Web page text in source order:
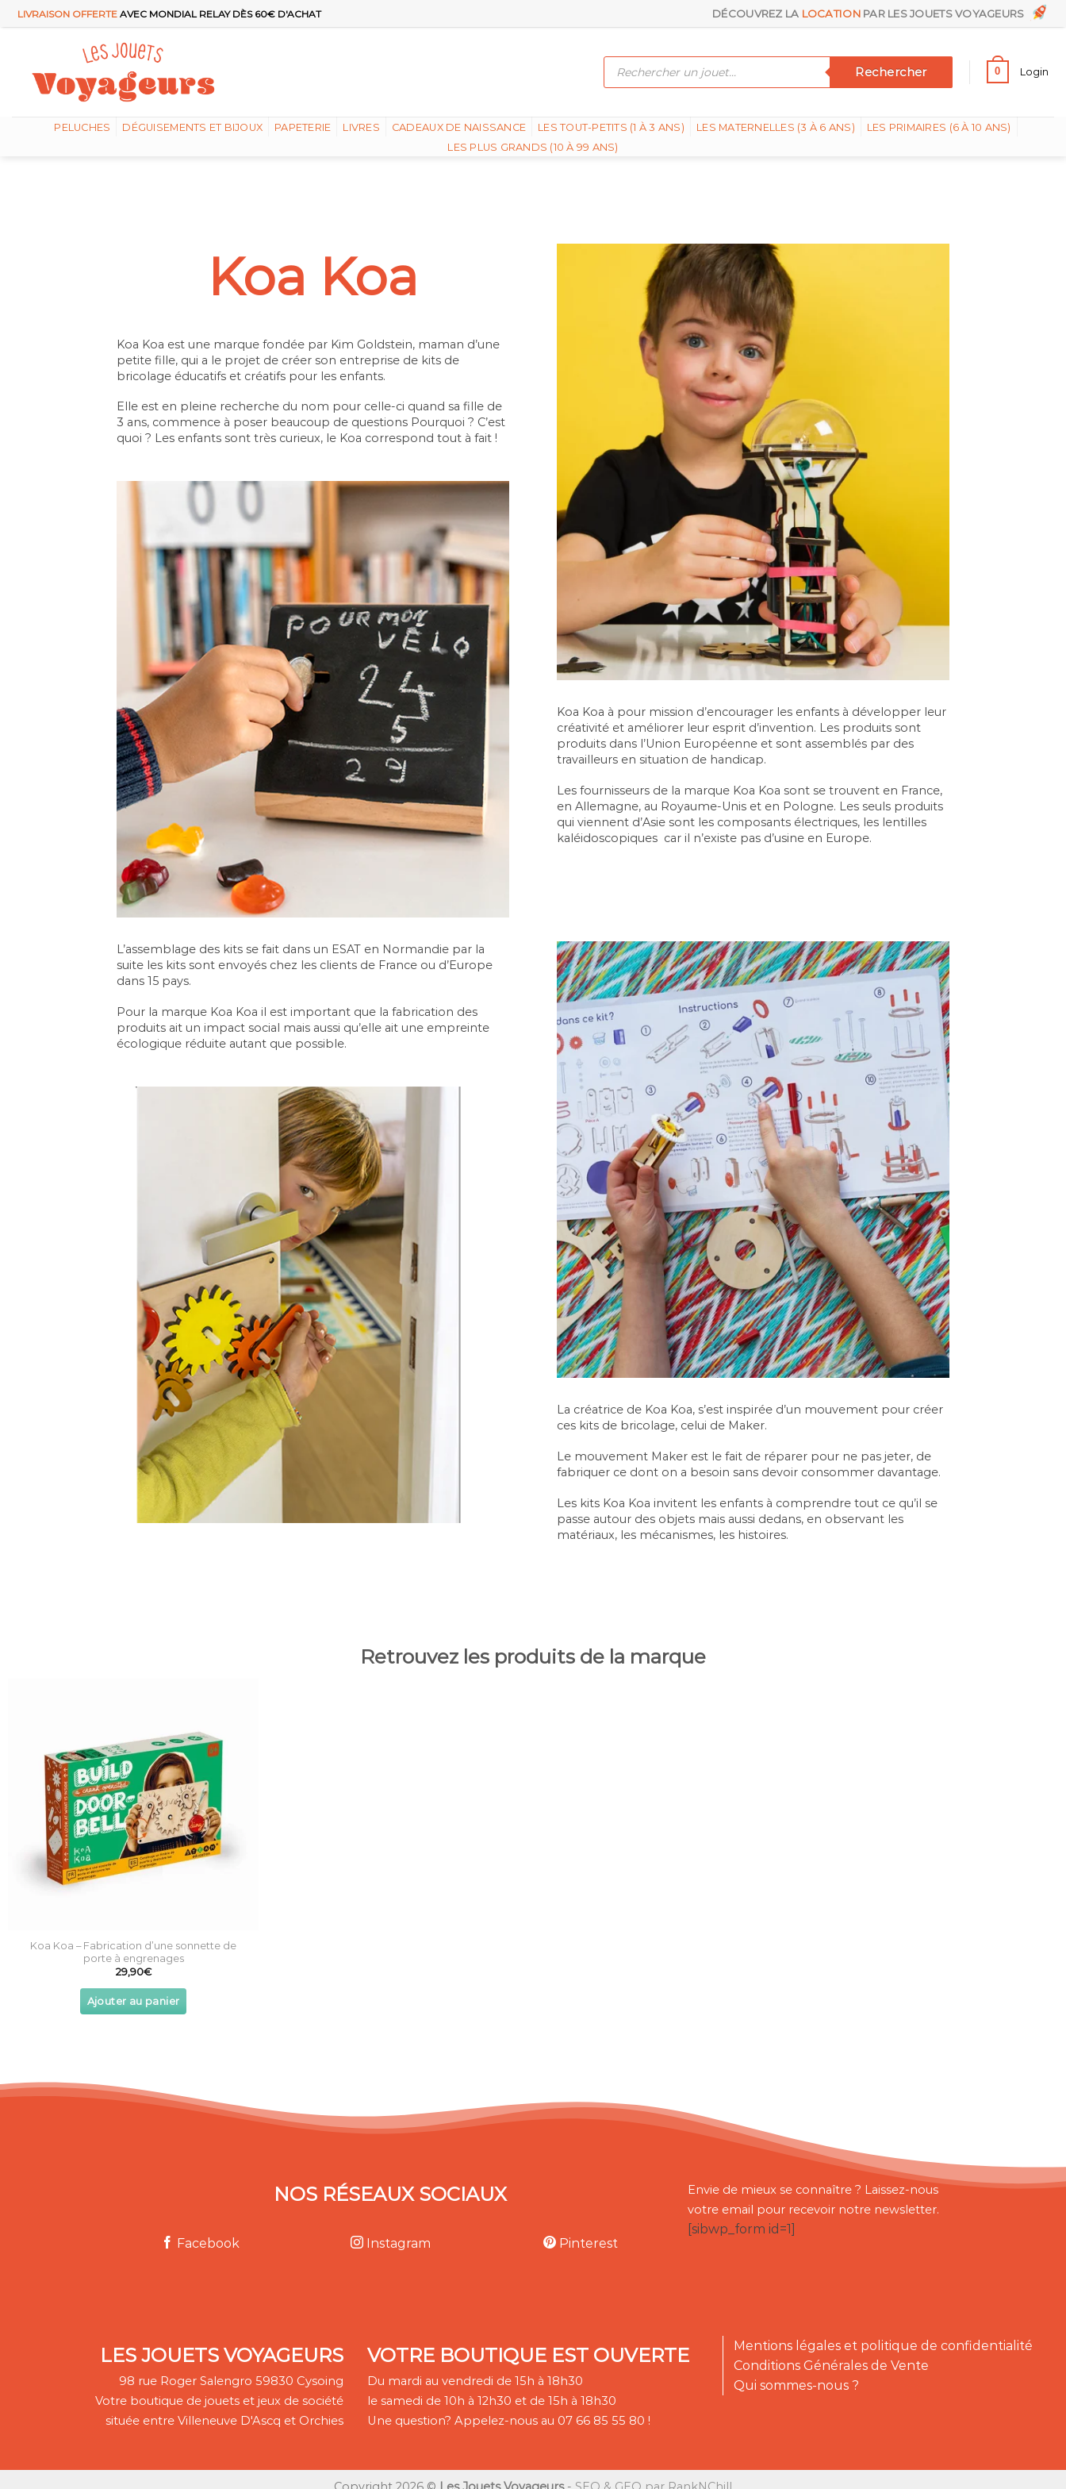
Passer
au
LIVRAISON OFFERTE AVEC MONDIAL RELAY DÈS 60€ D'ACHAT DÉCOUVREZ LA LOCATION PAR LES JOUETS VOYAGEURS
Recherche
Rechercher 0 Login
PELUCHES DÉGUISEMENTS ET BIJOUX PAPETERIE LIVRES CADEAUX DE NAISSANCE LES TOUT-PETITS (1 À 3 ANS) LES MATERNELLES (3 À 6 ANS)
LES PRIMAIRES (6 À 10 ANS)
LES PLUS GRANDS (10 À 99 ANS)
Koa Koa
Koa Koa est une marque fondée par Kim Goldstein, maman d’une
petite fille, qui a le projet de créer son entreprise de kits de
bricolage éducatifs et créatifs pour les enfants.
Elle est en pleine recherche du nom pour celle-ci quand sa fille de
3 ans, commence à poser beaucoup de questions Pourquoi ? C’est
quoi ? Les enfants sont très curieux, le Koa correspond tout à fait !
Koa Koa à pour mission d’encourager les enfants à développer leur
créativité et améliorer leur esprit d’invention. Les produits sont
produits dans l’Union Européenne et sont assemblés par des
travailleurs en situation de handicap.
Les fournisseurs de la marque Koa Koa sont se trouvent en France,
en Allemagne, au Royaume-Unis et en Pologne. Les seuls produits
qui viennent d’Asie sont les composants électriques, les lentilles
kaléidoscopiques car il n’existe pas d’usine en Europe.
L’assemblage des kits se fait dans un ESAT en Normandie par la
suite les kits sont envoyés chez les clients de France ou d’Europe
dans 15 pays.
Pour la marque Koa Koa il est important que la fabrication des
produits ait un impact social mais aussi qu’elle ait une empreinte
écologique réduite autant que possible.
La créatrice de Koa Koa, s’est inspirée d’un mouvement pour créer
ces kits de bricolage, celui de Maker.
Le mouvement Maker est le fait de réparer pour ne pas jeter, de
fabriquer ce dont on a besoin sans devoir consommer davantage.
Les kits Koa Koa invitent les enfants à comprendre tout ce qu’il se
passe autour des objets mais aussi dedans, en observant les
matériaux, les mécanismes, les histoires.
Retrouvez les produits de la marque
Koa Koa – Fabrication d’une sonnette de
porte à engrenages
29,90€
Ajouter au panier
NOS RÉSEAUX SOCIAUX
Facebook Instagram Pinterest
Envie de mieux se connaître ? Laissez-nous
votre email pour recevoir notre newsletter.
[sibwp_form id=1]
LES JOUETS VOYAGEURS
98 rue Roger Salengro 59830 Cysoing
Votre boutique de jouets et jeux de société
située entre Villeneuve D'Ascq et Orchies
VOTRE BOUTIQUE EST OUVERTE
Du mardi au vendredi de 15h à 18h30
le samedi de 10h à 12h30 et de 15h à 18h30
Une question? Appelez-nous au 07 66 85 55 80 !
Mentions légales et politique de confidentialité
Conditions Générales de Vente
Qui sommes-nous ?